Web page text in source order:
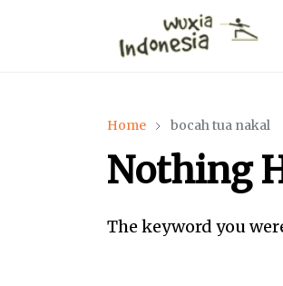
Home bocah tua nakal
Nothing
The keyword you